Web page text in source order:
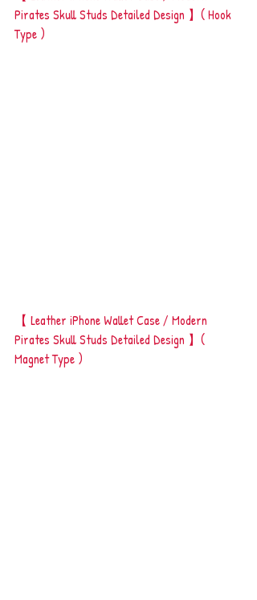
Pirates Skull Studs Detailed Design 】( Hook
Type )
【 Leather iPhone Wallet Case / Modern
Pirates Skull Studs Detailed Design 】(
Magnet Type )